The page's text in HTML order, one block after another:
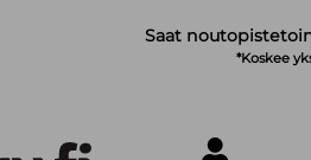
Saat
*Koskee